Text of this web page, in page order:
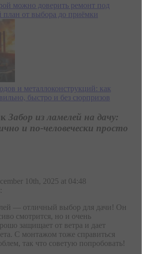
можно доверить ремонт под
план от выбора до приёмки
и металлоконструкций: как
быстро и без сюрпризов
Забор из ламелей на дачу:
и по-человечески просто
10th, 2025 at 04:48
— отличный выбор для дачи! Он
смотрится, но и очень
защищает от ветра и дает
С монтажом тоже справиться
так что советую попробовать!